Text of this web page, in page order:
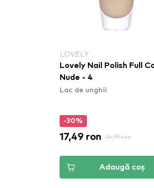
LOVELY
Lovely Nail Polish Full
Nude - 4
Lac de unghii
-30%
17,49 ron 24,99 ron
Adaugă coș